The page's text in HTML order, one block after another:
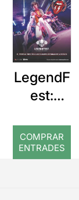
LegendF
est:
Stones
Tribute
COMPRAR
ENTRADES